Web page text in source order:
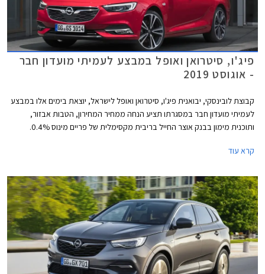
פיג'ו, סיטרואן ואופל במבצע לעמיתי מועדון חבר
- אוגוסט 2019
קבוצת לובינסקי, יבואנית פיג'ו, סיטרואן ואופל לישראל, יוצאת בימים אלו במבצע
לעמיתי מועדון חבר במסגרתו תציע הנחה ממחיר המחירון, הטבות אבזור,
ותוכנית מימון בבנק אוצר החייל בריבית מקסימלית של פריים מינוס 0.4%.
קרא עוד